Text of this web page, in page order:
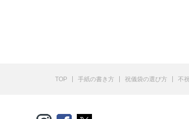
TOP 手紙の書き方 祝儀袋の選び方 不